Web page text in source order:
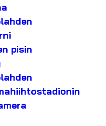
pisin